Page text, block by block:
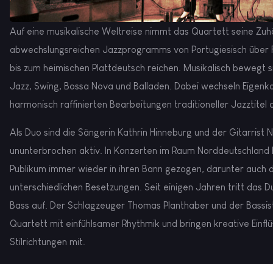
Auf eine musikalische Weltreise nimmt das Quartett seine
abwechslungsreichen Jazzprogramms von Portugiesisch über
bis zum heimischen Plattdeutsch reichen. Musikalisch
Jazz, Swing, Bossa Nova und Balladen. Dabei wechseln
harmonisch raffinierten Bearbeitungen traditioneller Jazztitel
Als Duo sind die Sängerin Kathrin Hinneburg und der Gitarrist
ununterbrochen aktiv. In Konzerten im Raum
Publikum immer wieder in ihren Bann gezogen, darunter
unterschiedlichen Besetzungen. Seit einigen Jahren tritt das
Bass auf. Der Schlagzeuger Thomas Planthaber und der
Quartett mit einfühlsamer Rhythmik und bringen kreative
Stilrichtungen mit.